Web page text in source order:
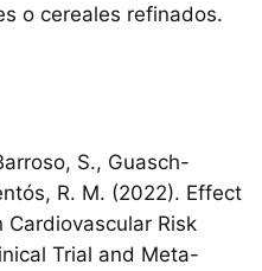
o cereales refinados.
S., Guasch-
R. M. (2022). Effect
Risk
Trial and Meta-